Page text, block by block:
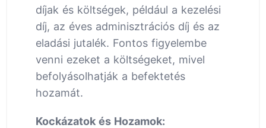
díjak és költségek, például a kezelési
díj, az éves adminisztrációs díj és az
eladási jutalék. Fontos figyelembe
venni ezeket a költségeket, mivel
befolyásolhatják a befektetés
hozamát.
Kockázatok és Hozamok: